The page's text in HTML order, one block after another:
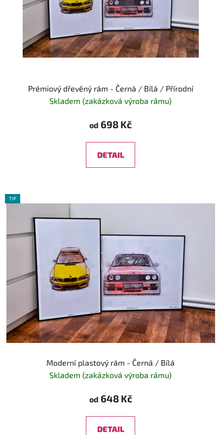
Prémiový dřevěný rám - Černá / Bílá / Přírodní
Skladem (zakázková výroba rámu)
od 698 Kč
DETAIL
TIP
Moderní plastový rám - Černá / Bílá
Skladem (zakázková výroba rámu)
od 648 Kč
DETAIL